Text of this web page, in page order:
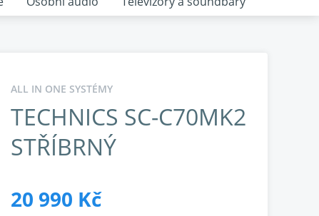
ALL IN ONE SYSTÉMY
TECHNICS SC-C70MK2
STŘÍBRNÝ
20 990 Kč